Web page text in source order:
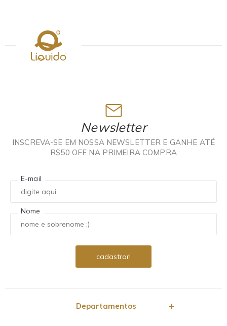
Newsletter
INSCREVA-SE EM NOSSA NEWSLETTER E GANHE ATÉ
R$50 OFF NA PRIMEIRA COMPRA
E-mail
Nome
Departamentos